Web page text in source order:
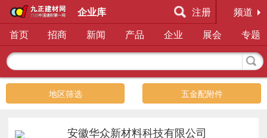
企业库 注册
频道
首页
招商 新闻 产品 企业 展会 专题
地区筛选 五金配附件
安徽华众新材料科技有限公司